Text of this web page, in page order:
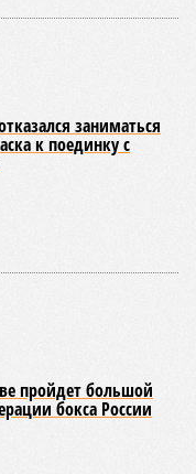
если
(достраивать
на
на
на площадке,
Л» ещё даже не
у объекта в
ситуацию.
нам перестали
по
Seven Suns
признана
компании
УК РФ. Достройку
Л», «Сказочного
информации на
на себя. Два из
сдаче. Третий –